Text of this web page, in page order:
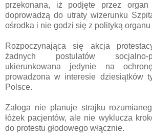
przekonana, iż podjęte przez organ
doprowadzą do utraty wizerunku
ośrodka i nie godzi się z polityką organu
Rozpoczynająca się akcja
żadnych postulatów socjalno-
ukierunkowana jedynie na
prowadzona w interesie dziesiątków
Polsce.
Załoga nie planuje strajku
łóżek pacjentów, ale nie wyklucza
do protestu głodowego włącznie.